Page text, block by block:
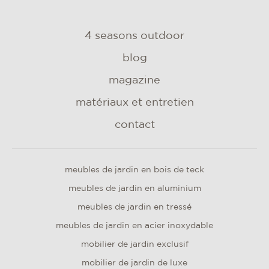
4 seasons outdoor
blog
magazine
matériaux et entretien
contact
meubles de jardin en bois de teck
meubles de jardin en aluminium
meubles de jardin en tressé
meubles de jardin en acier inoxydable
mobilier de jardin exclusif
mobilier de jardin de luxe